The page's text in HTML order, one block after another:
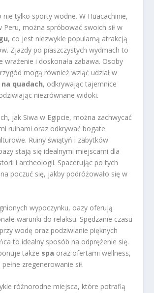
nie tylko sporty wodne. W Huacachinie,
Peru, można spróbować swoich sił w
, co jest niezwykle popularną atrakcją
Zjazdy po piaszczystych wydmach to
wrażenie i doskonała zabawa. Osoby
mogą również wziąć udział w
quadach, odkrywając tajemnice
niezrównane widoki.
jak Siwa w Egipcie, można zachwycać
ruinami oraz odkrywać bogate
Ruiny świątyń i zabytków
stają się idealnymi miejscami dla
i archeologii. Spacerując po tych
poczuć się, jakby podróżowało się w
wypoczynku, oazy oferują
warunki do relaksu. Spędzanie czasu
wodę oraz podziwianie pięknych
to idealny sposób na odprężenie się.
także spa oraz ofertami wellness,
zregenerowanie sił.
różnorodne miejsca, które potrafią